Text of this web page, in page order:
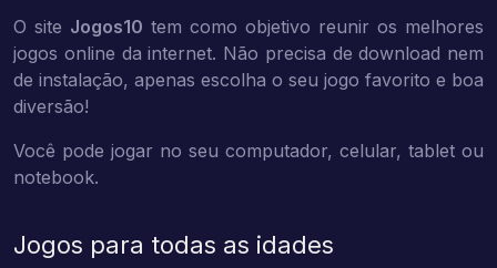
O site Jogos10 tem como objetivo reunir os melhores
jogos online da internet. Não precisa de download nem
de instalação, apenas escolha o seu jogo favorito e boa
diversão!
Você pode jogar no seu computador, celular, tablet ou
notebook.
Jogos para todas as idades